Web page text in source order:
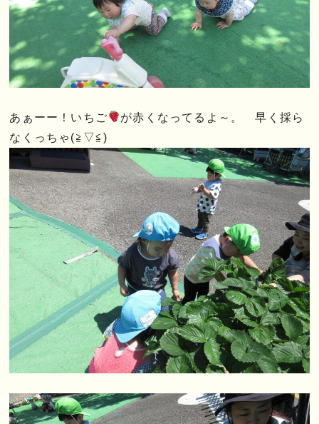
あぁーー！いちご
が赤くなってるよ～。 早く採ら
なくっちゃ(≧▽≦)